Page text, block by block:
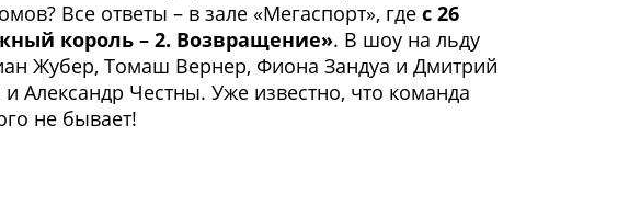
Все ответы – в зале «Мегаспорт», где с 26
король – 2. Возвращение». В шоу на льду
Жубер, Томаш Вернер, Фиона Зандуа и Дмитрий
Александр Честны. Уже известно, что команда
не бывает!